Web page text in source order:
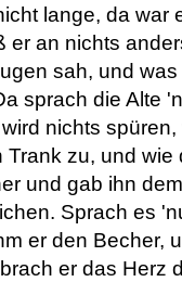
lange, da war
er an nichts
sah, und was
sprach die Alte
nichts
Trank zu, und wie
und gab ihn
Sprach es
er den Becher,
er das Herz